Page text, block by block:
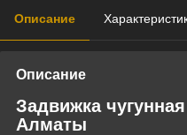
Описание
Описание
Задвижка
Алматы